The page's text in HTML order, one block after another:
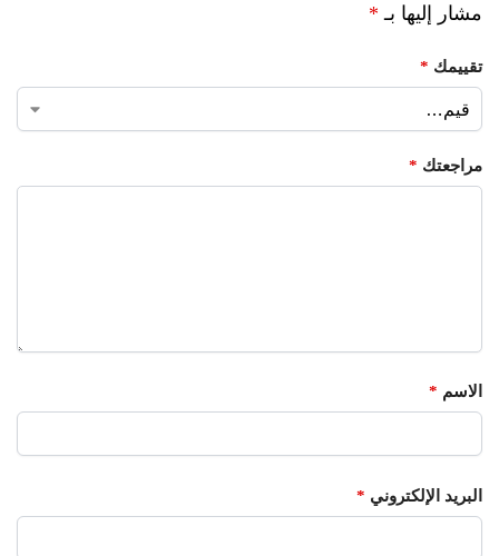
مشار إليها بـ *
تقييمك *
مراجعتك *
الاسم *
البريد الإلكتروني *